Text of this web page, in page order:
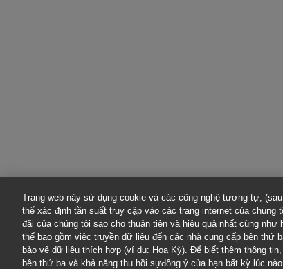
Trang web này sử dụng cookie và các công nghệ tương tự,
thể xác định tần suất truy cập vào các trang internet của
đãi của chúng tôi sao cho thuận tiện và hiệu quả nhất cũng
thể bao gồm việc truyền dữ liệu đến các nhà cung cấp bên thứ
bảo vệ dữ liệu thích hợp (ví dụ: Hoa Kỳ). Để biết thêm thông
bên thứ ba và khả năng thu hồi sựđồng ý của bạn bất kỳ lúc